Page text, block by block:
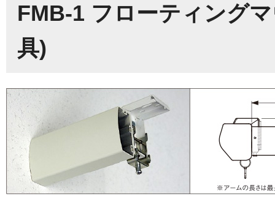
FMB-1 フローティング
具)